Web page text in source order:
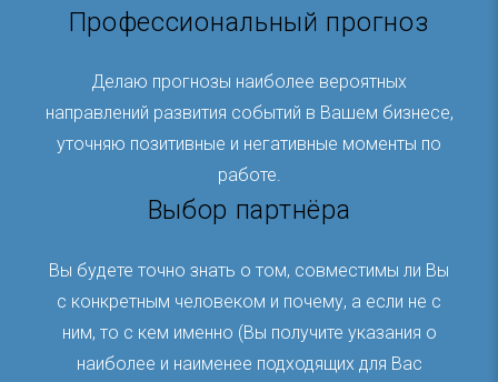
Профессиональный прогноз
Делаю прогнозы наиболее вероятных
направлений развития событий в Вашем бизнесе,
уточняю позитивные и негативные моменты по
работе.
Выбор партнёра
Вы будете точно знать о том, совместимы ли Вы
с конкретным человеком и почему, а если не с
ним, то с кем именно (Вы получите указания о
наиболее и наименее подходящих для Вас